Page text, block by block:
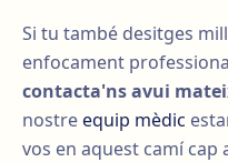
Si tu també desitges
enfocament
contacta'ns avui
nostreequip mèdic
vos en aquest camí cap